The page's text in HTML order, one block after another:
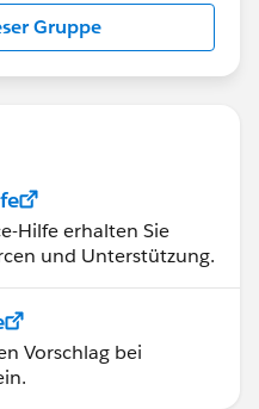
ます。
行の左に配置し、それぞ
Gruppe
Hilfe erhalten Sie
und Unterstützung.
Vorschlag bei